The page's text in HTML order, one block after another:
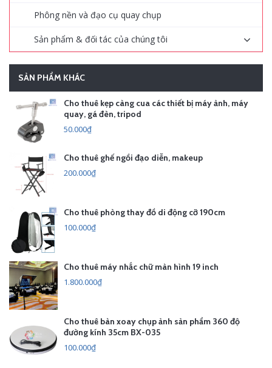
Phông nền và đạo cụ quay chụp
Sản phẩm & đối tác của chúng tôi
SẢN PHẨM KHÁC
Cho thuê kẹp càng cua các thiết bị máy ảnh, máy
quay, gá đèn, tripod
50.000₫
Cho thuê ghế ngồi đạo diễn, makeup
200.000₫
Cho thuê phòng thay đồ di động cỡ 190cm
100.000₫
Cho thuê máy nhắc chữ màn hình 19 inch
1.800.000₫
Cho thuê bàn xoay chụp ảnh sản phẩm 360 độ
đường kính 35cm BX-035
100.000₫